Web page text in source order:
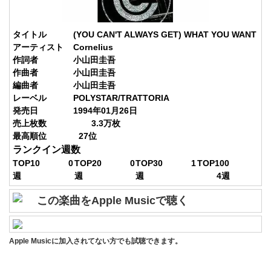
タイトル
(YOU CAN'T ALWAYS GET) WHAT YOU WANT
アーティスト
Cornelius
作詞者
小山田圭吾
作曲者
小山田圭吾
編曲者
小山田圭吾
レーベル
POLYSTAR/TRATTORIA
発売日
1994年01月26日
売上枚数
3.3万枚
最高順位
27位
ランクイン週数
TOP10
0
週
TOP20
0
週
TOP30
1
週
TOP100
4週
この楽曲をApple Musicで聴く
Apple Musicに加入されてない方でも試聴できます。